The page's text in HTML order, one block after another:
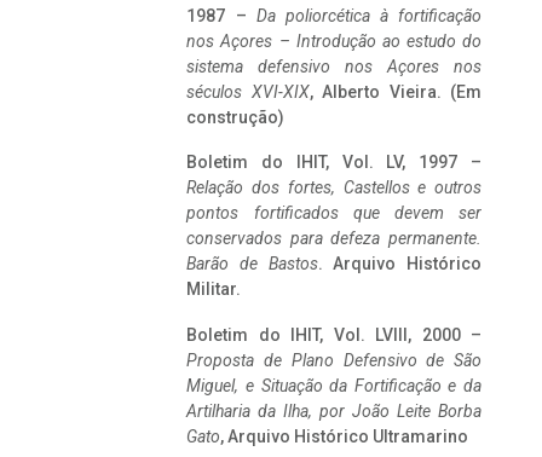
1987 – Da poliorcética à fortificação
nos Açores – Introdução ao estudo do
sistema defensivo nos Açores nos
séculos XVI-XIX, Alberto Vieira. (Em
construção)
Boletim do IHIT, Vol. LV, 1997 –
Relação dos fortes, Castellos e outros
pontos fortificados que devem ser
conservados para defeza permanente.
Barão de Bastos. Arquivo Histórico
Militar.
Boletim do IHIT, Vol. LVIII, 2000 –
Proposta de Plano Defensivo de São
Miguel, e Situação da Fortificação e da
Artilharia da Ilha, por João Leite Borba
Gato, Arquivo Histórico Ultramarino